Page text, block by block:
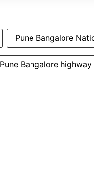
Pune Bangalore
Pune Bangalore